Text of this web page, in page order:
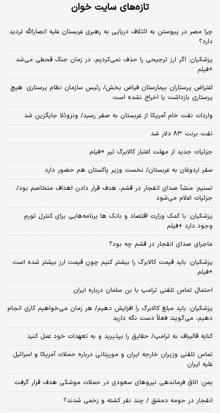
تازه‌های سایت خوان
چرا مصر در پیوستن به ائتلاف دریایی به رهبری عربستان علیه انصارالله تردید
دارد؟
پزشکیان: اگر ارز ترجیحی را حذف نمی‌کردیم، در زمان جنگ قحطی می‌شد
+فیلم
اعتراض پرستاران بیمارستان فیاض بخش/ رئیس سازمان نظام پرستاری: هیچ
پرستاری بازداشت یا اخراج نشده است
واردات نفت خام آمریکا از عربستان به صفر رسید/ ونزوئلا جایگزین شد
نفت برنت ۸۳ دلار شد
جزئیات جدید از مهلت اعتبار کالابرگ تیر +فیلم
سفر اردوغان به عربستان/ نخست وزیر پاکستان هم حضور دارد
تسنیم: منشأ صدای انفجار در قشم، هدف قرار دادن اهداف متخاصم بود/
جزئیات اعلام می‌شود
پزشکیان: با کمک وزارت اقتصاد و بانک ها برنامه‌هایی برای کنترل تورم
وجود دارد +فیلم
ماجرای صدای انفجار در قشم چه بود؟
پزشکیان: باید قیمت کالابرگ را بیشتر کنیم چون قیمت ارز بیشتر شده است
+فیلم
احتمال تماس تلفنی ترامپ با بن سلمان درباره ایران
پزشکیان: باید مبلغ کالابرگ را افزایش دهیم/ هر زمان می‌خواهیم کاری انجام
دهیم، می‌گویند فعلاً دست نگه دارید
کنایه قالیباف به ترامپ/ حقایق را بپذیرید و به تعهدات خود عمل کنید
تماس تلفنی وزیران خارجه ایران و موریتانی درباره حملات آمریکا و اسرائیل
علیه ایران
یمن: اتاق فرماندهی نیروهای سعودی در حملات موشکی هدف قرار گرفت
انفجار در حومه دمشق / چند نفر کشته و زخمی شدند؟